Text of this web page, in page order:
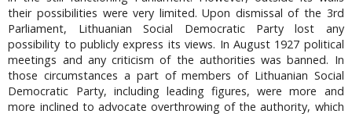
their possibilities were very limited. Upon dismissal of the 3rd
Parliament, Lithuanian Social Democratic Party lost any
possibility to publicly express its views. In August 1927 political
meetings and any criticism of the authorities was banned. In
those circumstances a part of members of Lithuanian Social
Democratic Party, including leading figures, were more and
more inclined to advocate overthrowing of the authority, which